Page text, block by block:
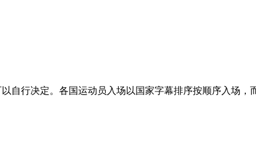
自行决定。各国运动员入场以国家字幕排序按顺序入场